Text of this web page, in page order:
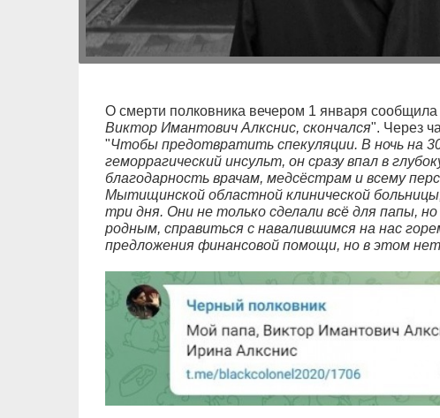
О смерти полковника вечером 1 января сообщила
Виктор Имантович Алкснис, скончался". Через
"Чтобы предотвратить спекуляции. В ночь на
геморрагический инсульт, он сразу впал в
благодарность врачам, медсёстрам и всему
Мытищинской областной клинической
три дня. Они не только сделали всё для папы,
родным, справиться с навалившимся на нас
предложения финансовой помощи, но в этом